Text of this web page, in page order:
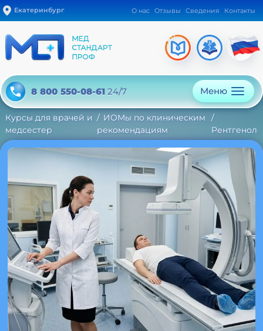
Екатеринбург О нас Отзывы Сведения Контакты
8 800 550-08-61 24/7 Меню
Курсы для врачей и
медсестер
ИОМы по клиническим
рекомендациям